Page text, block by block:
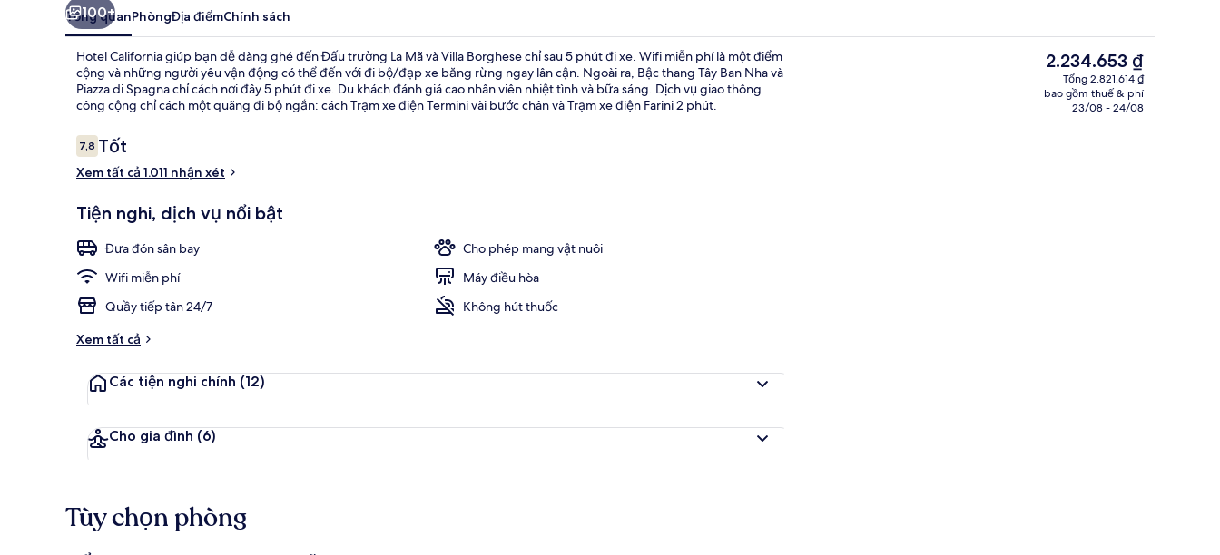
Hành lang
100+
Tổng quanPhòngĐịa điểmChính sách
Hotel California giúp bạn dễ dàng ghé đến Đấu trường La Mã và Villa Borghese chỉ sau 5 phút đi xe. Wifi miễn phí là một điểm
cộng và những người yêu vận động có thể đến với đi bộ/đạp xe băng rừng ngay lân cận. Ngoài ra, Bậc thang Tây Ban Nha và
Piazza di Spagna chỉ cách nơi đây 5 phút đi xe. Du khách đánh giá cao nhân viên nhiệt tình và bữa sáng. Dịch vụ giao thông
công cộng chỉ cách một quãng đi bộ ngắn: cách Trạm xe điện Termini vài bước chân và Trạm xe điện Farini 2 phút.
Nhận
xét
7,87,8 trên 10,
Tốt
Xem tất cả 1.011 nhận xét
Tiện nghi, dịch vụ nổi bật
Đưa đón sân bay
Cho phép mang vật nuôi
Wifi miễn phí
Máy điều hòa
Quầy tiếp tân 24/7
Không hút thuốc
Xem tất cả
Các tiện nghi chính (12)
Cho gia đình (6)
Giá
hiện
tại
2.234.653 ₫
Tổng 2.821.614 ₫
bao gồm thuế & phí
23/08 - 24/08
Tùy chọn phòng